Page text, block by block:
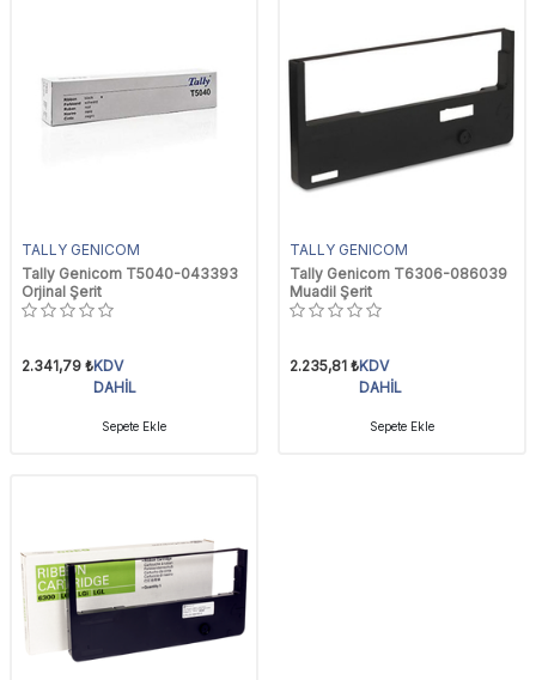
TALLY GENICOM
Tally Genicom T5040-043393
Orjinal Şerit
2.341,79 ₺KDV
DAHİL
Sepete Ekle
TALLY GENICOM
Tally Genicom T6306-086039
Muadil Şerit
2.235,81 ₺KDV
DAHİL
Sepete Ekle